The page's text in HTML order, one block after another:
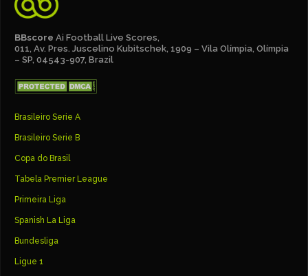
BBscore Ai Football Live Scores,
011, Av. Pres. Juscelino Kubitschek, 1909 – Vila Olímpia, Olímpia
– SP, 04543-907, Brazil
Brasileiro Serie A
Brasileiro Serie B
Copa do Brasil
Tabela Premier League
Primeira Liga
Spanish La Liga
Bundesliga
Ligue 1